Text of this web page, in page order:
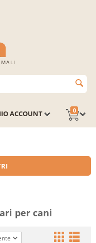
0
ACCOUNT
per cani